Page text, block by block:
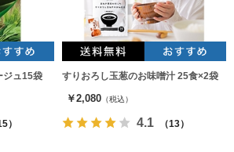
ジュ15袋
）
すりおろし玉葱のお味噌汁 25食×2袋
￥2,080 （税込）
4.1 （13）